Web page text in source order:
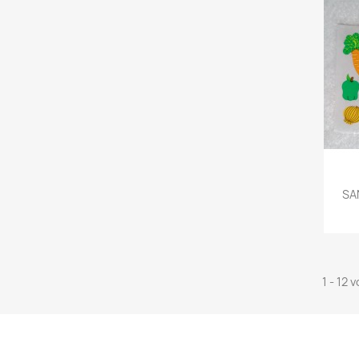
1 - 12